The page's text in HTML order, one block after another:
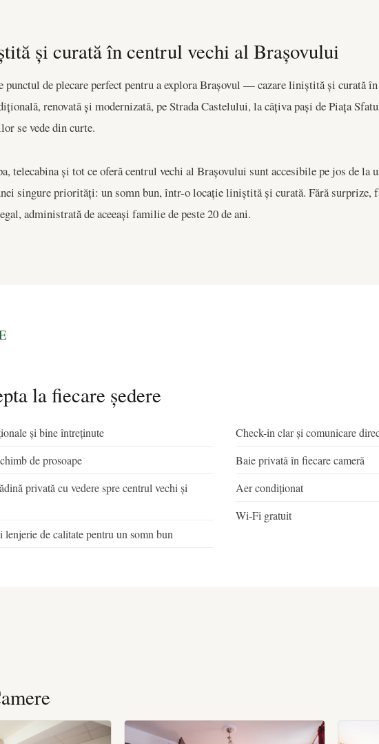
și curată în centrul vechi al Brașovului
punctul de plecare perfect pentru a explora Brașovul — cazare liniștită și curată
renovată și modernizată, pe Strada Castelului, la câțiva pași de Piața
se vede din curte.
telecabina și tot ce oferă centrul vechi al Brașovului sunt accesibile pe jos de la
singure priorități: un somn bun, într-o locație liniștită și curată. Fără surprize,
administrată de aceeași familie de peste 20 de ani.
la fiecare ședere
și bine întreținute
de prosoape
privată cu vedere spre centrul vechi și
lenjerie de calitate pentru un somn bun
Check-in clar și comunicare
Baie privată în fiecare cameră
Aer condiționat
Wi-Fi gratuit